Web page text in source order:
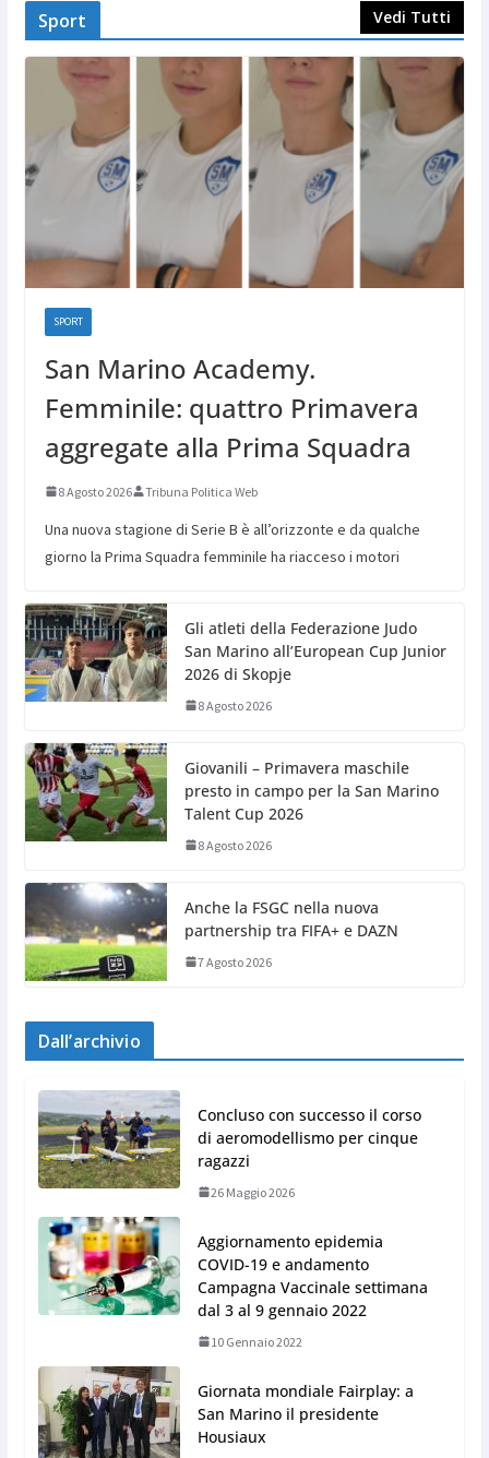
Sport Vedi Tutti
SPORT
San Marino Academy.
Femminile: quattro Primavera
aggregate alla Prima Squadra
8 Agosto 2026 Tribuna Politica Web
Una nuova stagione di Serie B è all’orizzonte e da qualche
giorno la Prima Squadra femminile ha riacceso i motori
Gli atleti della Federazione Judo
San Marino all’European Cup Junior
2026 di Skopje
8 Agosto 2026
Giovanili – Primavera maschile
presto in campo per la San Marino
Talent Cup 2026
8 Agosto 2026
Anche la FSGC nella nuova
partnership tra FIFA+ e DAZN
7 Agosto 2026
Dall’archivio
Concluso con successo il corso
di aeromodellismo per cinque
ragazzi
26 Maggio 2026
Aggiornamento epidemia
COVID-19 e andamento
Campagna Vaccinale settimana
dal 3 al 9 gennaio 2022
10 Gennaio 2022
Giornata mondiale Fairplay: a
San Marino il presidente
Housiaux